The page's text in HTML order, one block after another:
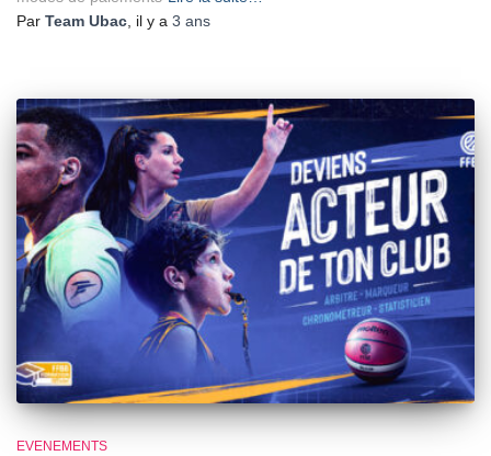
Par Team Ubac , il y a 3 ans
EVENEMENTS